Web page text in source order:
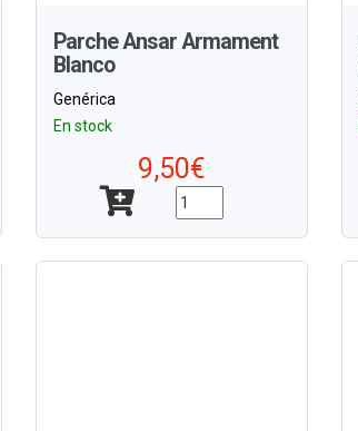
Parche Ansar Armament
Blanco
Genérica
En stock
9,50€